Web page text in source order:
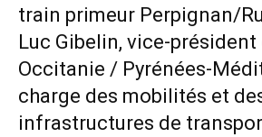
train primeur Perpignan/
Luc Gibelin, vice-président
Occitanie / Pyrénées-
charge des mobilités et
infrastructures de